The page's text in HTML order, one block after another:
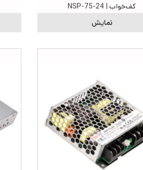
کف‌خواب | NSP-75-24
نمایش